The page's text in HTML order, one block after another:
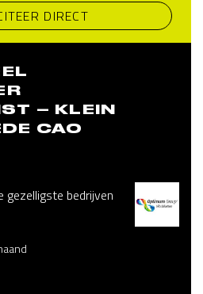
DIRECT
– KLEIN
CAO
gezelligste bedrijven